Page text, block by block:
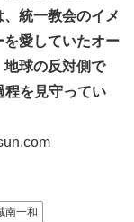
統一教会のイメ
愛していたオー
球の反対側で
程を見守ってい
南一和